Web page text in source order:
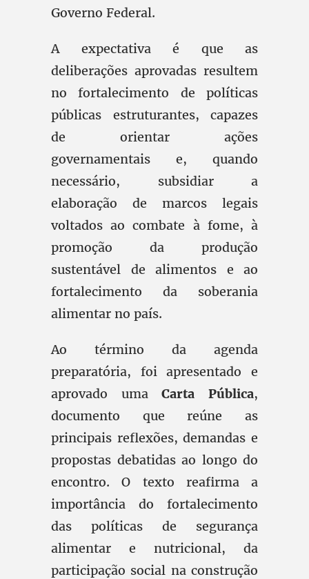
Governo Federal.
A expectativa é que as
deliberações aprovadas resultem
no fortalecimento de políticas
públicas estruturantes, capazes
de orientar ações
governamentais e, quando
necessário, subsidiar a
elaboração de marcos legais
voltados ao combate à fome, à
promoção da produção
sustentável de alimentos e ao
fortalecimento da soberania
alimentar no país.
Ao término da agenda
preparatória, foi apresentado e
aprovado umaCarta Pública,
documento que reúne as
principais reflexões, demandas e
propostas debatidas ao longo do
encontro. O texto reafirma a
importância do fortalecimento
das políticas de segurança
alimentar e nutricional, da
participação social na construção